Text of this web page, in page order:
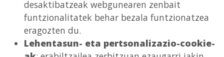
desaktibatzeak webgunearen zenbait
funtzionalitatek behar bezala funtzionatzea
eragozten du.
Lehentasun- eta pertsonalizazio-cookie-